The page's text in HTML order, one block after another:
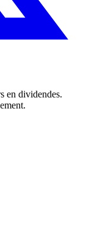
en dividendes.